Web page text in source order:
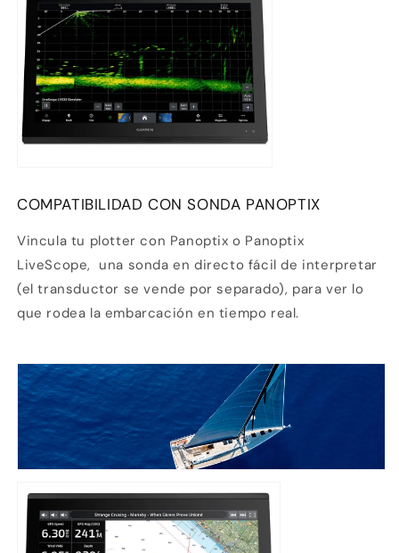
COMPATIBILIDAD CON SONDA PANOPTIX
Vincula tu plotter con Panoptix o Panoptix
LiveScope, una sonda en directo fácil de interpretar
(el transductor se vende por separado), para ver lo
que rodea la embarcación en tiempo real.